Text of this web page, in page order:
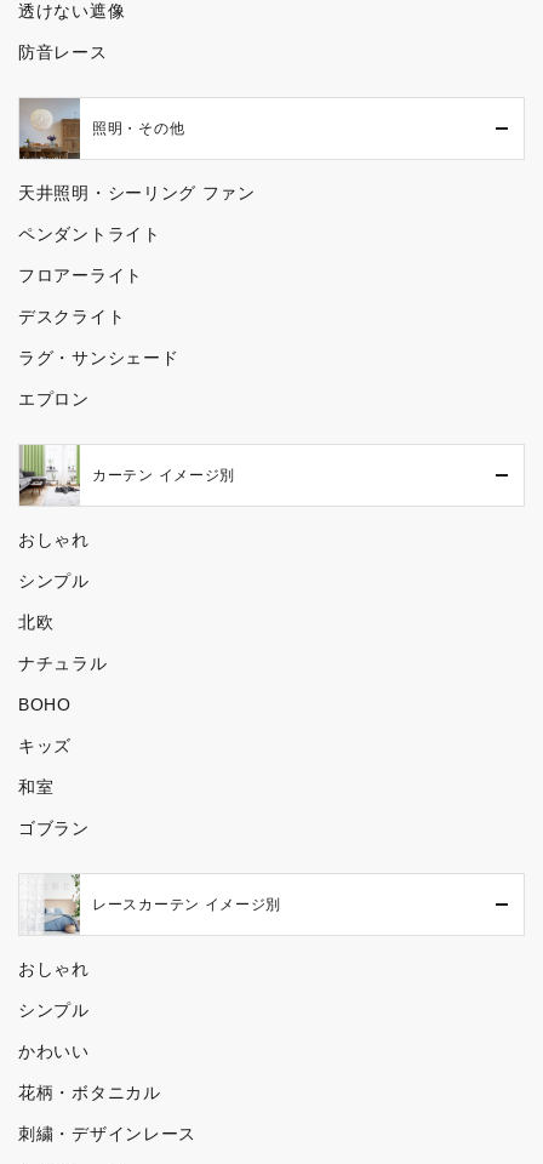
透けない遮像
防音レース
照明・その他
天井照明・シーリング ファン
ペンダントライト
フロアーライト
デスクライト
ラグ・サンシェード
エプロン
カーテン イメージ別
おしゃれ
シンプル
北欧
ナチュラル
BOHO
キッズ
和室
ゴブラン
レースカーテン イメージ別
おしゃれ
シンプル
かわいい
花柄・ボタニカル
刺繍・デザインレース